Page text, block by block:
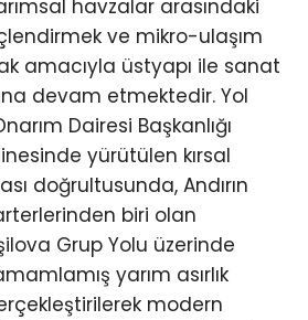
WhatsApp
İhbar Hattı
havzalar arasındaki
ve mikro-ulaşım
amacıyla üstyapı ile sanat
devam etmektedir. Yol
Dairesi Başkanlığı
yürütülen kırsal
doğrultusunda, Andırın
biri olan
Grup Yolu üzerinde
yarım asırlık
modern